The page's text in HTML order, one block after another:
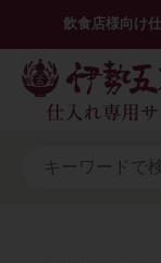
飲食店様向け